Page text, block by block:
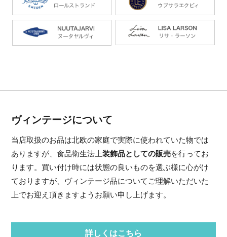
ヴィンテージについて
当店取扱のお品は北欧の家庭で実際に使われていた物では
ありますが、食品衛生法上装飾品としての販売を行ってお
ります。買い付け時には状態の良いものを選ぶ様に心がけ
ておりますが、ヴィンテージ品についてご理解いただいた
上でお迎え頂きますようお願い申し上げます。
詳しくはこちら